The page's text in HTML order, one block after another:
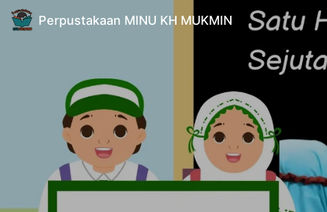
Perpustakaan MINU KH MUKMIN